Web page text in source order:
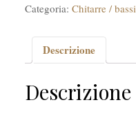
Categoria: Chitarre / bassi
Descrizione
Descrizione